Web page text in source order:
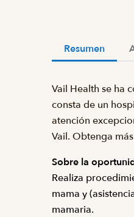
Resumen
Vail Health se ha
consta de un
atención
Vail. Obtenga
Sobre la
Realiza
mama y
mamaria.